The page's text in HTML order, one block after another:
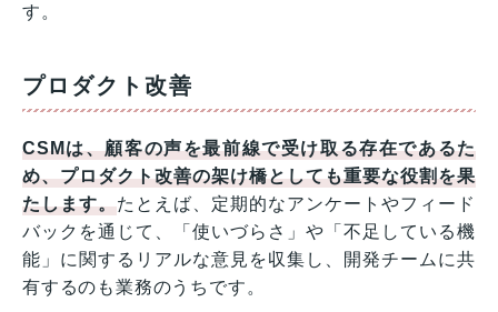
す。
プロダクト改善
CSMは、顧客の声を最前線で受け取る存在であるた
め、プロダクト改善の架け橋としても重要な役割を果
たします。たとえば、定期的なアンケートやフィード
バックを通じて、「使いづらさ」や「不足している機
能」に関するリアルな意見を収集し、開発チームに共
有するのも業務のうちです。